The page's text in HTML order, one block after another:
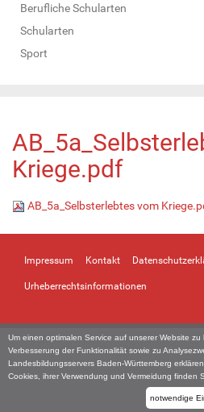
Um einen optimalen Service auf unserer Website
Verbesserung der Funktionalität sowie zu
Landesbildungsservers Baden-Württemberg
Cookies, ihrer Verwendung und Vermeidung finden
notwendige
Berufliche Schularten
Schularten
Sport
Kriege.pdf
AB_5a_Selbsterlebtes vom
Impressum Kontakt
Urheberrechtsinformationen